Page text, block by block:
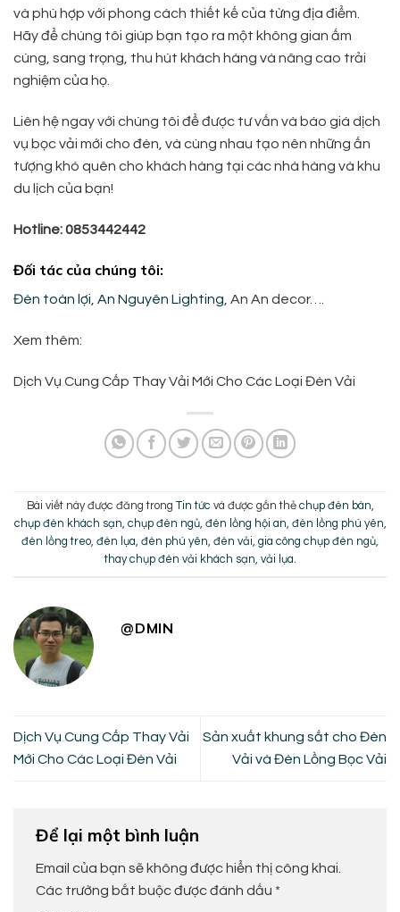
và phù hợp với phong cách thiết kế của từng địa điểm.
Hãy để chúng tôi giúp bạn tạo ra một không gian ấm
cúng, sang trọng, thu hút khách hàng và nâng cao trải
nghiệm của họ.
Liên hệ ngay với chúng tôi để được tư vấn và báo giá dịch
vụ bọc vải mới cho đèn, và cùng nhau tạo nên những ấn
tượng khó quên cho khách hàng tại các nhà hàng và khu
du lịch của bạn!
Hotline: 0853442442
Đối tác của chúng tôi:
Đèn toàn lợi, An Nguyên Lighting, An An decor….
Xem thêm:
Dịch Vụ Cung Cấp Thay Vải Mới Cho Các Loại Đèn Vải
Bài viết này được đăng trong Tin tức và được gắn thẻ chụp đèn bàn,
chụp đèn khách sạn, chụp đèn ngủ, đèn lồng hội an, đèn lồng phú yên,
đèn lồng treo, đèn lụa, đèn phú yên, đèn vải, gia công chụp đèn ngủ,
thay chụp đèn vải khách sạn, vải lụa.
@DMIN
Dịch Vụ Cung Cấp Thay Vải
Mới Cho Các Loại Đèn Vải
Sản xuất khung sắt cho Đèn
Vải và Đèn Lồng Bọc Vải
Để lại một bình luận
Email của bạn sẽ không được hiển thị công khai.
Các trường bắt buộc được đánh dấu *